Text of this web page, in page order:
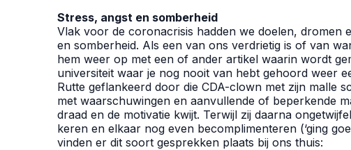
Stress, angst en somberheid
Vlak voor de coronacrisis hadden we doelen, dromen
en somberheid. Als een van ons verdrietig is of van
hem weer op met een of ander artikel waarin wordt
universiteit waar je nog nooit van hebt gehoord weer
Rutte geflankeerd door die CDA-clown met zijn malle
met waarschuwingen en aanvullende of beperkende
draad en de motivatie kwijt. Terwijl zij daarna
keren en elkaar nog even becomplimenteren (‘ging
vinden er dit soort gesprekken plaats bij ons thuis: